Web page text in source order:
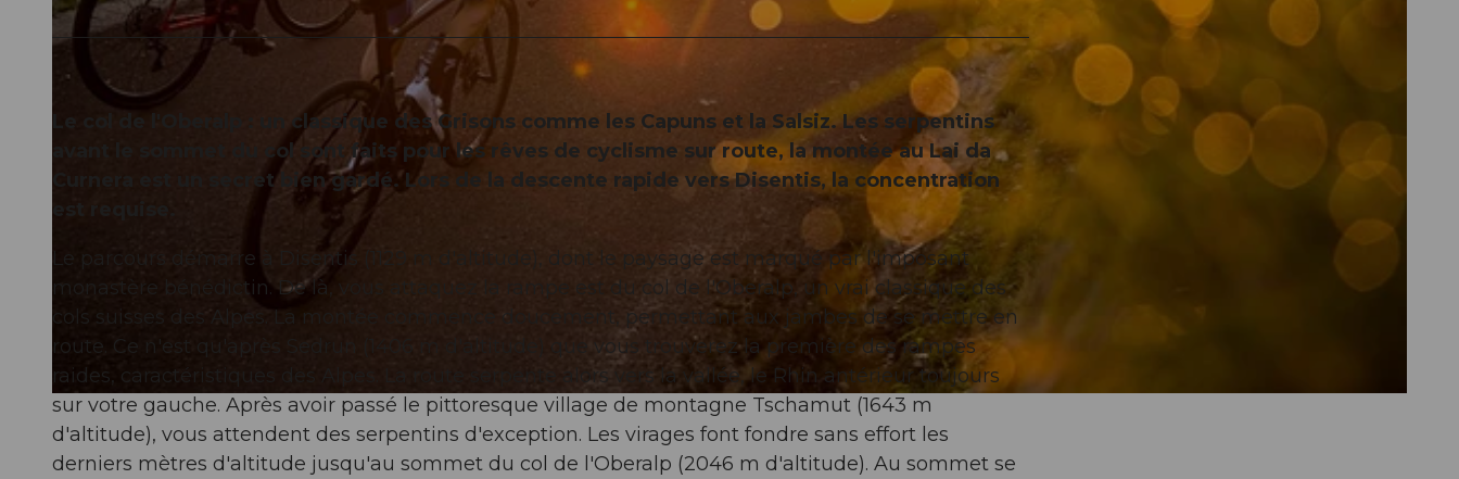
© WOM Medien GmbH Andreas Meyer, Graubünden Ferien
Le col de l'Oberalp : un classique des Grisons comme les Capuns et la Salsiz. Les serpentins
avant le sommet du col sont faits pour les rêves de cyclisme sur route, la montée au Lai da
Curnera est un secret bien gardé. Lors de la descente rapide vers Disentis, la concentration
Le parcours démarre à Disentis (1129 m d'altitude), dont le paysage est marqué par l'imposant
monastère bénédictin. De là, vous attaquez la rampe est du col de l'Oberalp, un vrai classique des
cols suisses des Alpes. La montée commence doucement, permettant aux jambes de se mettre en
route. Ce n'est qu'après Sedrun (1406 m d'altitude) que vous trouverez la première des rampes
raides, caractéristiques des Alpes. La route serpente alors vers la vallée, le Rhin antérieur toujours
sur votre gauche. Après avoir passé le pittoresque village de montagne Tschamut (1643 m
d'altitude), vous attendent des serpentins d'exception. Les virages font fondre sans effort les
derniers mètres d'altitude jusqu'au sommet du col de l'Oberalp (2046 m d'altitude). Au sommet se